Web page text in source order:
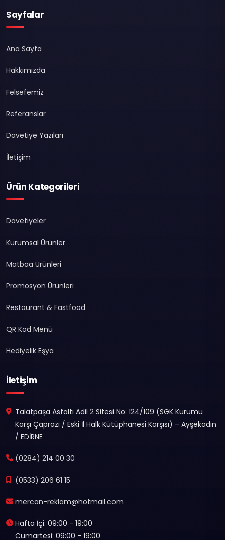
Sayfalar
Ana Sayfa
Hakkımızda
Felsefemiz
Referanslar
Davetiye Yazıları
İletişim
Ürün Kategorileri
Davetiyeler
Kurumsal Ürünler
Matbaa Ürünleri
Promosyon Ürünleri
Restaurant & Fastfood
QR Kod Menü
Hediyelik Eşya
İletişim
Talatpaşa Asfaltı Adil 2 Sitesi No: 124/109 (SGK Kurumu
Karşı Çaprazı / Eski İl Halk Kütüphanesi Karşısı) – Ayşekadın
/ EDİRNE
(0284) 214 00 30
(0533) 206 61 15
mercan-reklam@hotmail.com
Hafta İçi: 09:00 - 19:00
Cumartesi: 09:00 - 19:00